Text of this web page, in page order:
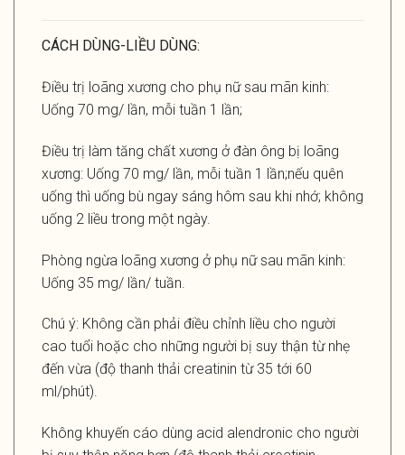
CÁCH DÙNG-LIỀU DÙNG:
Điều trị loãng xương cho phụ nữ sau mãn kinh:
Uống 70 mg/ lần, mỗi tuần 1 lần;
Điều trị làm tăng chất xương ở đàn ông bị loãng
xương: Uống 70 mg/ lần, mỗi tuần 1 lần;nếu quên
uống thì uống bù ngay sáng hôm sau khi nhớ; không
uống 2 liều trong một ngày.
Phòng ngừa loãng xương ở phụ nữ sau mãn kinh:
Uống 35 mg/ lần/ tuần.
Chú ý: Không cần phải điều chỉnh liều cho người
cao tuổi hoặc cho những người bị suy thận từ nhẹ
đến vừa (độ thanh thải creatinin từ 35 tới 60
ml/phút).
Không khuyến cáo dùng acid alendronic cho người